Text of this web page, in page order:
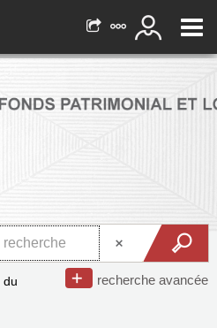
recherche avancée
du